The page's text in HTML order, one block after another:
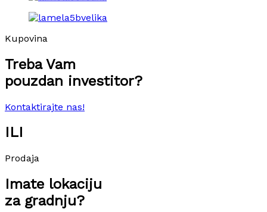
Kupovina
Treba Vam
pouzdan investitor?
Kontaktirajte nas!
ILI
Prodaja
Imate lokaciju
za gradnju?